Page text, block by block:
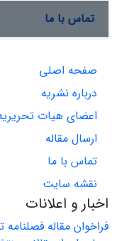
تماس با ما
صفحه اصلی
درباره نشریه
اعضای هیات
ارسال مقاله
تماس با ما
نقشه سایت
اخبار و اعلانات
فراخوان مقاله